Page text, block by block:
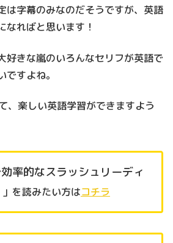
は字幕のみなのだそうですが、英語
なればと思います！
好きな嵐のいろんなセリフが英語で
すよね。
、楽しい英語学習ができますよう
率的なスラッシュリーディ
」を読みたい方はコチラ